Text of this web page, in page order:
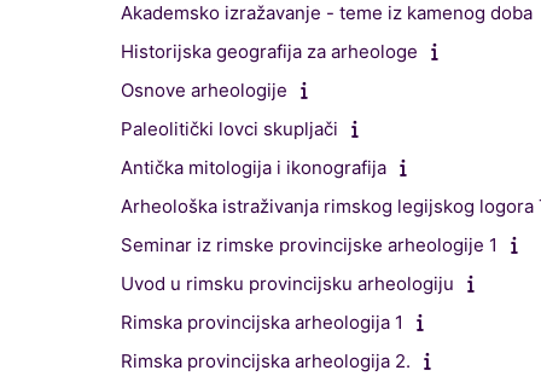
Akademsko izražavanje - teme iz kamenog doba
Historijska geografija za arheologe
Osnove arheologije
Paleolitički lovci skupljači
Antička mitologija i ikonografija
Arheološka istraživanja rimskog legijskog logora
Seminar iz rimske provincijske arheologije 1
Uvod u rimsku provincijsku arheologiju
Rimska provincijska arheologija 1
Rimska provincijska arheologija 2.